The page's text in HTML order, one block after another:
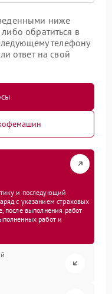
ниже
обратиться в
телефону
ответ на свой
и последующий
с указанием страховых
после выполнения работ
работ и